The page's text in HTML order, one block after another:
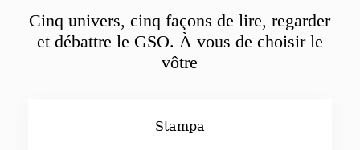
Cinq univers, cinq façons de lire, regarder
et débattre le GSO. À vous de choisir le
vôtre
Stampa